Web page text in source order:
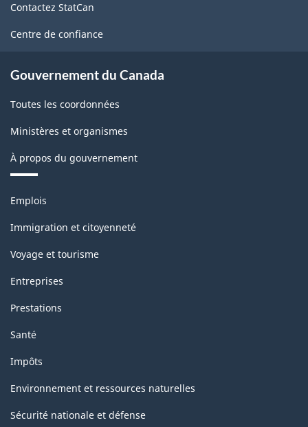
ce
site
Contactez StatCan
Centre de confiance
Gouvernement du Canada
Toutes les coordonnées
Ministères et organismes
À propos du gouvernement
Thèmes
sujets
Emplois
Immigration et citoyenneté
Voyage et tourisme
Entreprises
Prestations
Santé
Impôts
Environnement et ressources naturelles
Sécurité nationale et défense